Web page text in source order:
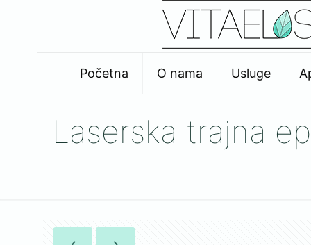
Početna O nama Usluge
Laserska trajna